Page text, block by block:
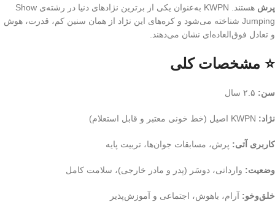
پرش
هستند. KWPN به‌عنوان یکی از برترین نژادهای دنیا در رشته‌ی Show
Jumping شناخته می‌شود و کره‌های این نژاد از همان سنین کم، قدرت، هوش
و تعادل فوق‌العاده‌ای نشان می‌دهند.
⭐ مشخصات کلی
سن:
نژاد:
کاربری آتی: پرش، مسابقات جوان‌ها، تربیت پایه
وضعیت: وارداتی، دوسَر (پدر و مادر خارجی)، سلامت کامل
خلق‌وخو: آرام، باهوش، اجتماعی و آموزش‌پذیر